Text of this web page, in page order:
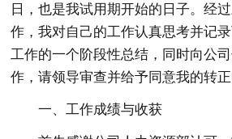
日，也是我试用期开始的日子。经
作，我对自己的工作认真思考并记
工作的一个阶段性总结，同时向公
作，请领导审查并给予同意我的转正
一、工作成绩与收获